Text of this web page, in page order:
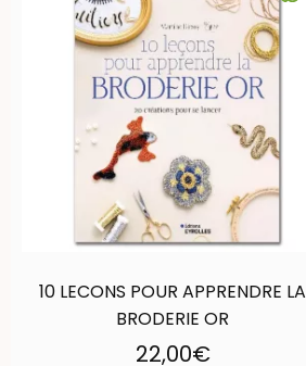
10 LECONS POUR APPRENDRE LA
BRODERIE OR
22,00€